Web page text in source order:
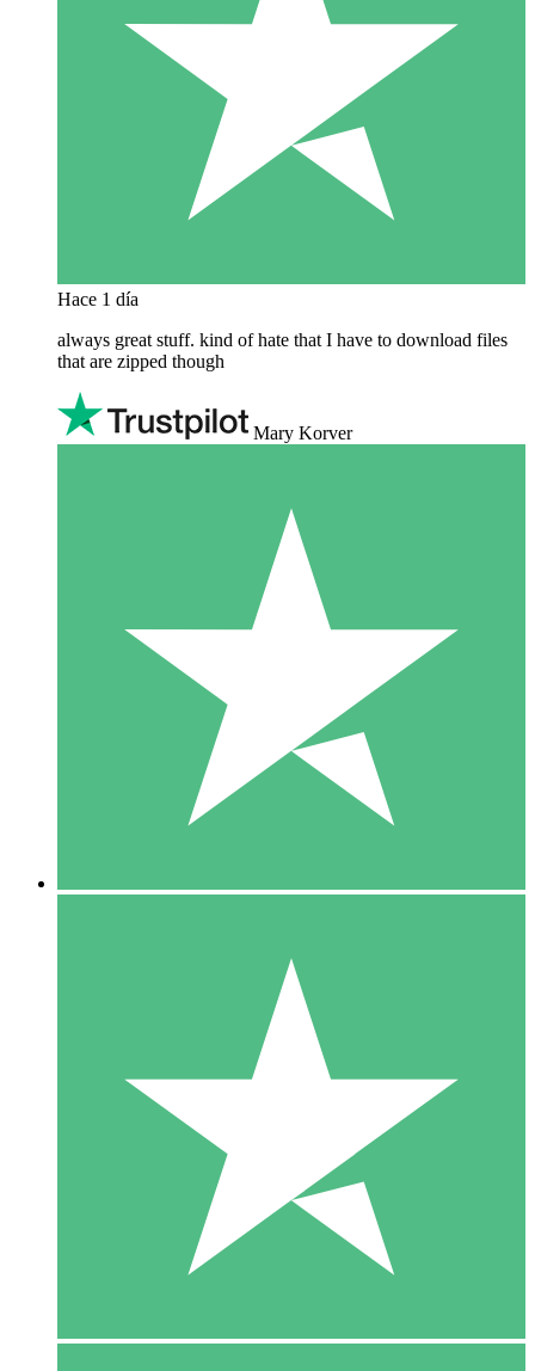
Hace 1 día
always great stuff. kind of hate that I have to download files
that are zipped though
Mary Korver